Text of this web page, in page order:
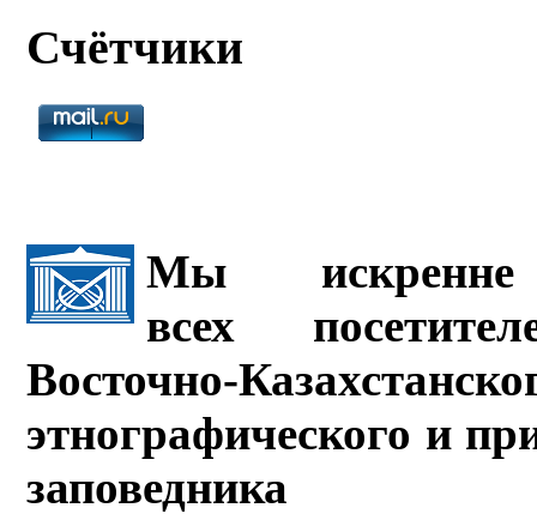
Счётчики
Мы искренне
всех
Восточно-
этнографического и
заповедника